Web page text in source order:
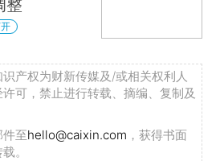
整
产权为财新传媒及/或相关权利人
可，禁止进行转载、摘编、复制及
至hello@caixin.com ，获得书面
。